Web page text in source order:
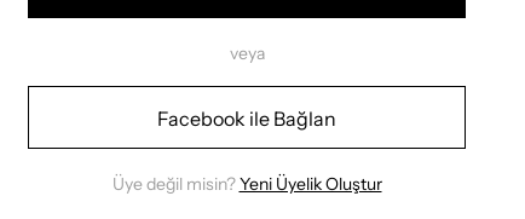
veya
Facebook ile Bağlan
Üye değil misin?Yeni Üyelik Oluştur